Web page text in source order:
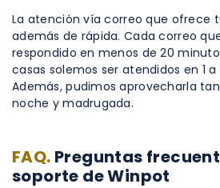
La atención vía correo que ofrece
además de rápida. Cada correo
respondido en menos de 20
casas solemos ser atendidos en 1
Además, pudimos aprovecharla
noche y madrugada.
FAQ. Preguntas
soporte de Winpot